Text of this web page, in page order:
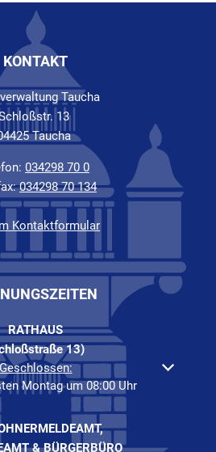
KONTAKT
Taucha
13
Taucha
034298 70 0
034298 70 134
Kontaktformular
RATHAUS
13)
Öffnungs- oder Schließzeiten
Montag um 08:00 Uhr
& BÜRGERBÜRO